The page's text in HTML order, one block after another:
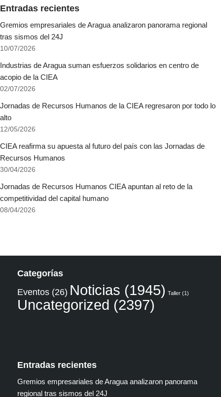
Entradas recientes
Gremios empresariales de Aragua analizaron panorama regional
tras sismos del 24J
10/07/2026
Industrias de Aragua suman esfuerzos solidarios en centro de
acopio de la CIEA
02/07/2026
Jornadas de Recursos Humanos de la CIEA regresaron por todo lo
alto
12/05/2026
CIEA reafirma su apuesta al futuro del país con las Jornadas de
Recursos Humanos
30/04/2026
Jornadas de Recursos Humanos CIEA apuntan al reto de la
competitividad del capital humano
08/04/2026
Categorías
Eventos (26) Noticias (1945) Taller (1)
Uncategorized (2397)
Entradas recientes
Gremios empresariales de Aragua analizaron panorama
regional tras sismos del 24J